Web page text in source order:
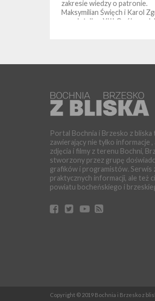
zakresie wiedzy o patronie.
Maksymilian Święch i Karol
zwyciężyli w XIII
Portal Bochnia i Brzesko z
zawierający nie tylko informacje ,
zdjęcia i filmy z terenu Bochni,
stworzony przez grupę
grafików i programistów. Serwis
praktycznych informacji, ale też
powiatu bocheńskiego i
Copyright © 2019 Bochnia i Brzesko z